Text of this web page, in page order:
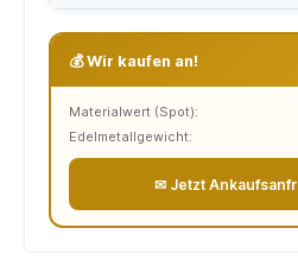
💰 Wir kaufen an!
Materialwert (Spot):
Edelmetallgewicht:
✉ Jetzt